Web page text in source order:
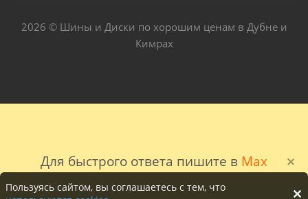
Для быстрого ответа пишите в Max
2026 © Шины и Диски по хорошим ценам в Дубне и
Кимрах
Пользуясь сайтом, вы соглашаетесь с тем, что